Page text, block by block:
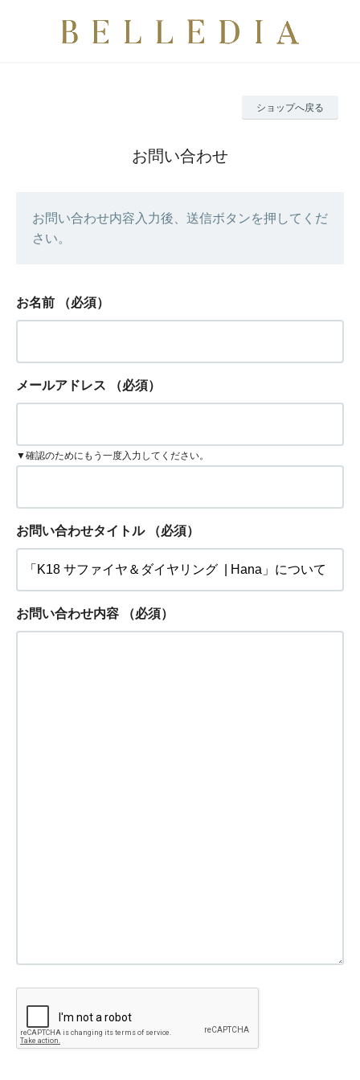
ショップへ戻る
お問い合わせ
お問い合わせ内容入力後、送信ボタンを押してくだ
さい。
お名前 （必須）
メールアドレス （必須）
▼確認のためにもう一度入力してください。
お問い合わせタイトル （必須）
お問い合わせ内容 （必須）